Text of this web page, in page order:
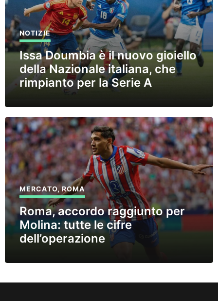
NOTIZIE
Issa Doumbia è il nuovo gioiello
della Nazionale italiana, che
rimpianto per la Serie A
MERCATO,ROMA
Roma, accordo raggiunto per
Molina: tutte le cifre
dell’operazione